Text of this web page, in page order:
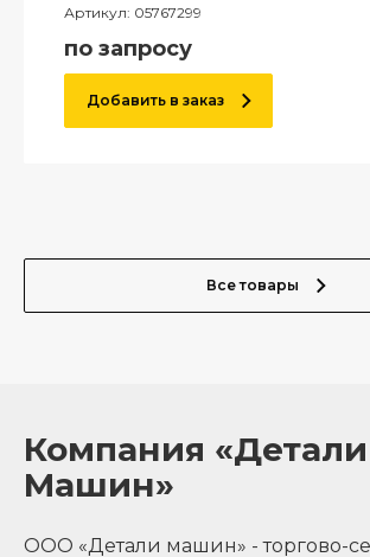
Артикул: 05767299
по запросу
Добавить в заказ
Все товары
Компания «Детали
Машин»
ООО «Детали машин» - торгово-